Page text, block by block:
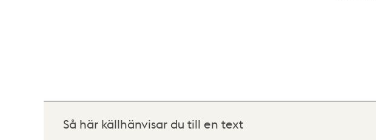
Så här källhänvisar du till en text